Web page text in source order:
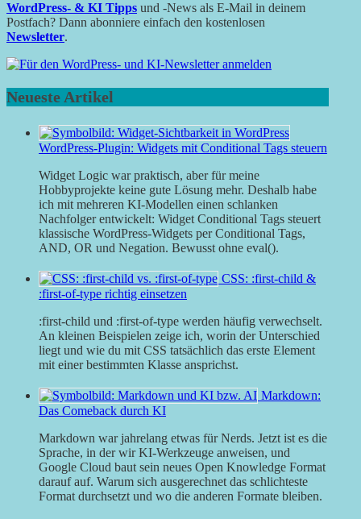
WordPress- & KI Tipps und -News als E-Mail in deinem
Postfach? Dann abonniere einfach den kostenlosen
Newsletter.
Neueste Artikel
WordPress-Plugin: Widgets mit Conditional Tags steuern
Widget Logic war praktisch, aber für meine
Hobbyprojekte keine gute Lösung mehr. Deshalb habe
ich mit mehreren KI-Modellen einen schlanken
Nachfolger entwickelt: Widget Conditional Tags steuert
klassische WordPress-Widgets per Conditional Tags,
AND, OR und Negation. Bewusst ohne eval().
CSS: :first-child &
:first-of-type richtig einsetzen
:first-child und :first-of-type werden häufig verwechselt.
An kleinen Beispielen zeige ich, worin der Unterschied
liegt und wie du mit CSS tatsächlich das erste Element
mit einer bestimmten Klasse ansprichst.
Markdown:
Das Comeback durch KI
Markdown war jahrelang etwas für Nerds. Jetzt ist es die
Sprache, in der wir KI-Werkzeuge anweisen, und
Google Cloud baut sein neues Open Knowledge Format
darauf auf. Warum sich ausgerechnet das schlichteste
Format durchsetzt und wo die anderen Formate bleiben.